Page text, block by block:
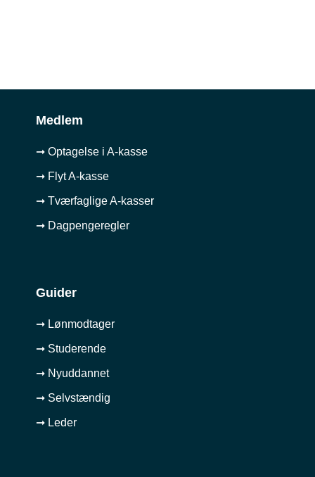
Medlem
➞ Optagelse i A-kasse
➞ Flyt A-kasse
➞ Tværfaglige A-kasser
➞ Dagpengeregler
Guider
➞ Lønmodtager
➞ Studerende
➞ Nyuddannet
➞ Selvstændig
➞ Leder